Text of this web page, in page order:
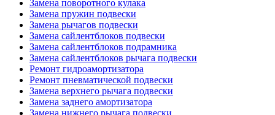
Замена поворотного кулака
Замена пружин подвески
Замена рычагов подвески
Замена сайлентблоков подвески
Замена сайлентблоков подрамника
Замена сайлентблоков рычага подвески
Ремонт гидроамортизатора
Ремонт пневматической подвески
Замена верхнего рычага подвески
Замена заднего амортизатора
Замена нижнего рычага подвески